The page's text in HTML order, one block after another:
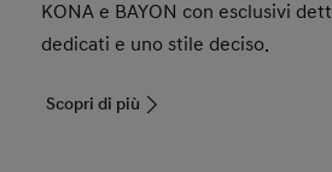
KONA e BAYON con esclusivi
dedicati e uno stile deciso.
Scopri di più